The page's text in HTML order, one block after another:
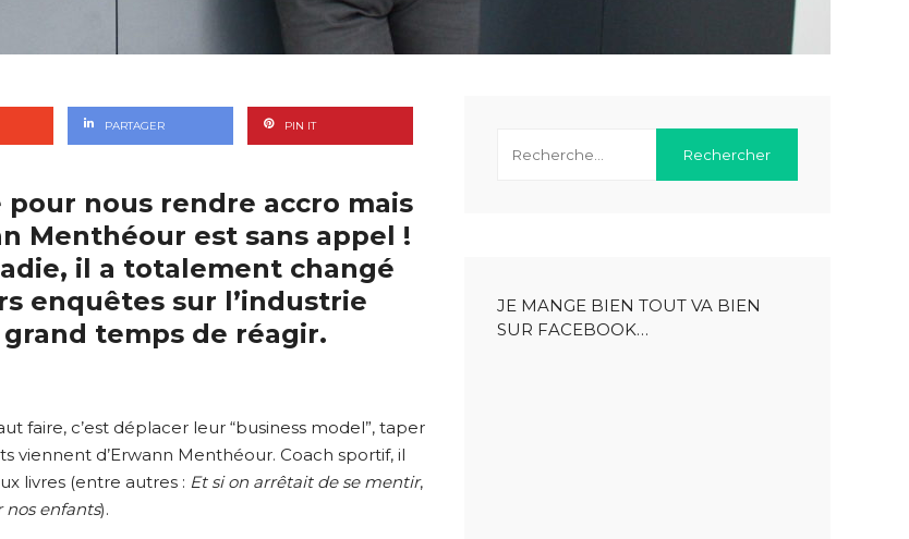
PARTAGER PIN IT
nous rendre accro mais
Menthéour est sans appel !
il a totalement changé
enquêtes sur l’industrie
temps de réagir.
faire, c’est déplacer leur “business model”, taper
viennent d’Erwann Menthéour. Coach sportif, il
livres (entre autres : Et si on arrêtait de se mentir,
nos enfants).
JE MANGE BIEN TOUT VA BIEN
SUR FACEBOOK…